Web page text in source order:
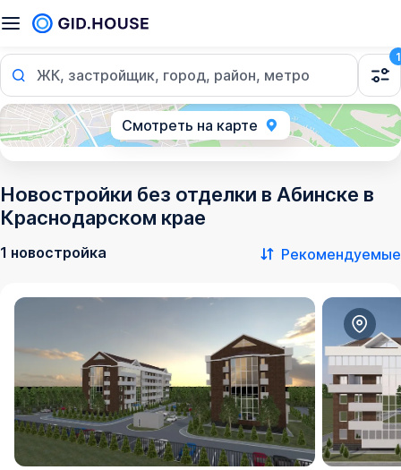
ЖК, застройщик, город, район, метро
1
Смотреть на карте
Новостройки без отделки в Абинске в
Краснодарском крае
1 новостройка Рекомендуемые